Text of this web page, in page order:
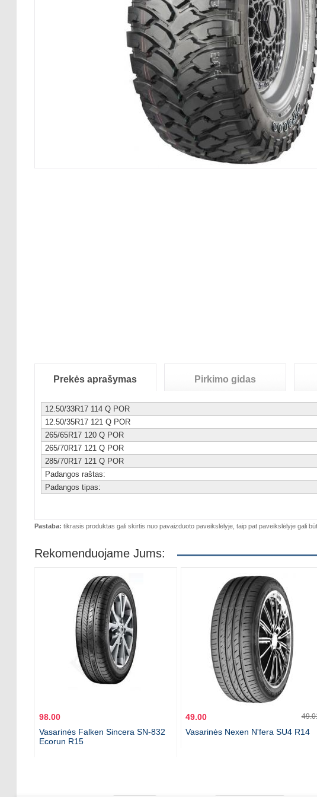
Prekės aprašymas Pirkimo gidas
12.50/33R17 114 Q POR
12.50/35R17 121 Q POR
265/65R17 120 Q POR
265/70R17 121 Q POR
285/70R17 121 Q POR
Padangos raštas:
Padangos tipas:
Pastaba: tikrasis produktas gali skirtis nuo pavaizduoto paveikslėlyje, taip pat paveikslėlyje gali
Rekomenduojame Jums:
98.00
Vasarinės Falken Sincera SN-832
Ecorun R15
49.00
Vasarinės Nexen N'fera SU4 R14